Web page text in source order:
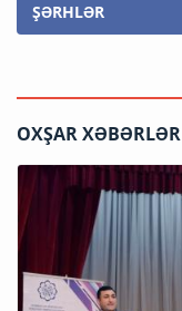
ŞƏRHLƏR
OXŞAR XƏBƏRLƏR